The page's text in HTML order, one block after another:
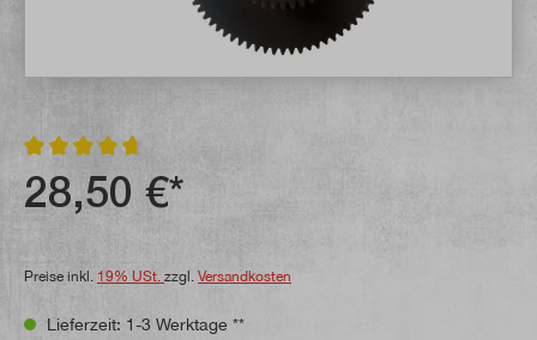
Durchschnittliche Bewertung von 4.6 von 5 Sternen
28,50 €*
Preise inkl. 19% USt. zzgl. Versandkosten
Lieferzeit: 1-3 Werktage **